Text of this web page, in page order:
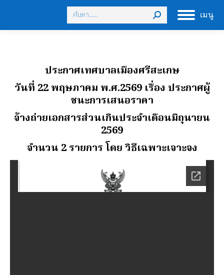
เมนู
Search:
ประกาศเทศบาลเมืองศรีสะเกษ
วันที่ 22 พฤษภาคม พ.ศ.2569 เรื่อง ประกาศผู้
ชนะการเสนอราคา
จ้างถ่ายเอกสารส่วนเกินประจําเดือนมิถุนายน
2569
จํานวน 2 รายการ โดย วิธีเฉพาะเจาะจง